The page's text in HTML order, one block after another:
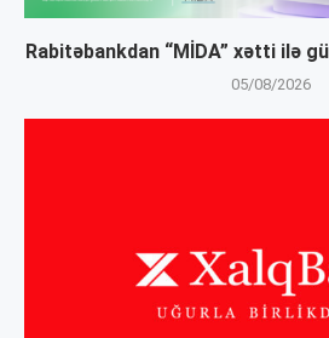
Rabitəbankdan “MİDA” xətti ilə
05/08/2026